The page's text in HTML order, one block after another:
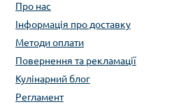
Про нас
Інформація про доставку
Методи оплати
Повернення та рекламації
Кулінарний блог
Регламент